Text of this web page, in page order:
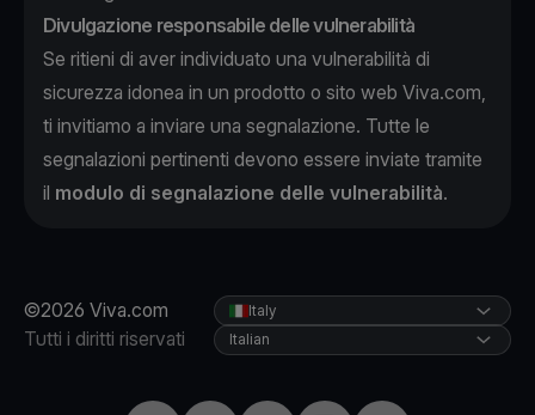
Divulgazione responsabile delle vulnerabilità
Se ritieni di aver individuato una vulnerabilità di
sicurezza idonea in un prodotto o sito web Viva.com,
ti invitiamo a inviare una segnalazione. Tutte le
segnalazioni pertinenti devono essere inviate tramite
il modulo di segnalazione delle vulnerabilità.
©2026 Viva.com
Tutti i diritti riservati
Italy
Italian